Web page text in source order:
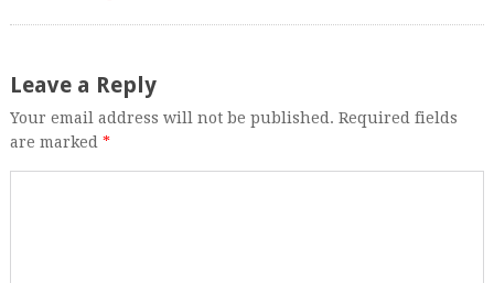
Leave a Reply
Your email address will not be published. Required fields
are marked *